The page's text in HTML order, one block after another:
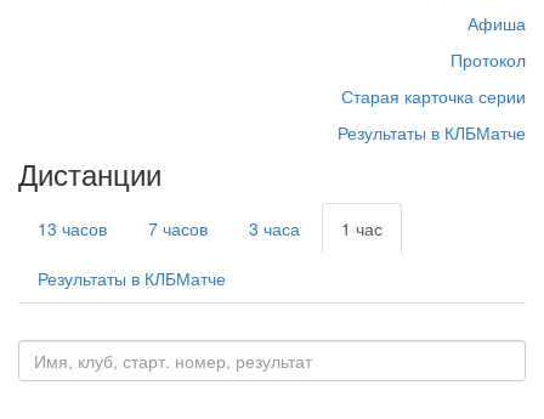
Афиша
Протокол
Старая карточка серии
Результаты в КЛБМатче
Дистанции
13 часов 7 часов 3 часа 1 час
Результаты в КЛБМатче